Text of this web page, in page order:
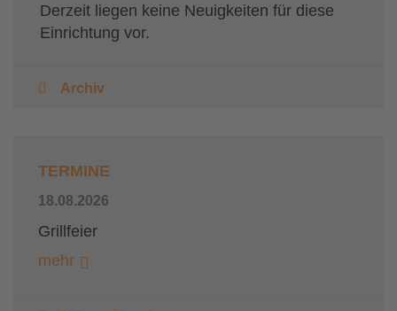
Derzeit liegen keine Neuigkeiten für diese
Einrichtung vor.
Archiv
TERMINE
18.08.2026
Grillfeier
mehr